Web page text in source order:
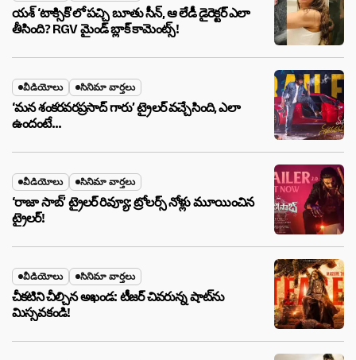
యశ్ ‘టాక్సిక్’లో పచ్చి బూతు సీన్, ఆ లేడీ డైరెక్టర్ ఎలా
తీసింది? RGV మైండ్ బ్లాక్ కామెంట్స్!
వీడియోలు సినిమా వార్తలు
‘మన శంకరవరప్రసాద్ గారు’ ట్రైలర్ వచ్చేసింది, ఎలా
ఉందంటే…
వీడియోలు సినిమా వార్తలు
‘రాజా సాబ్’ ట్రైలర్ రివ్యూ: ట్రోలర్స్ నోళ్లు మూయించిన
ట్రైలర్!
వీడియోలు సినిమా వార్తలు
చీకటిని చీల్చిన అఖండ: టీజర్ చివరున్న షాట్‌ను
మిస్సవకండి!